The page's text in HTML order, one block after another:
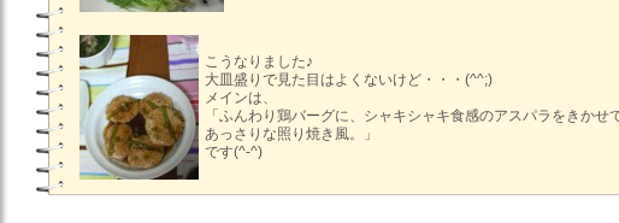
こうなりました♪
大皿盛りで見た目はよくないけど・・・(^^;)
メインは、
「ふんわり鶏バーグに、シャキシャキ食感のアスパラをきかせて
あっさりな照り焼き風。」
です(^-^)